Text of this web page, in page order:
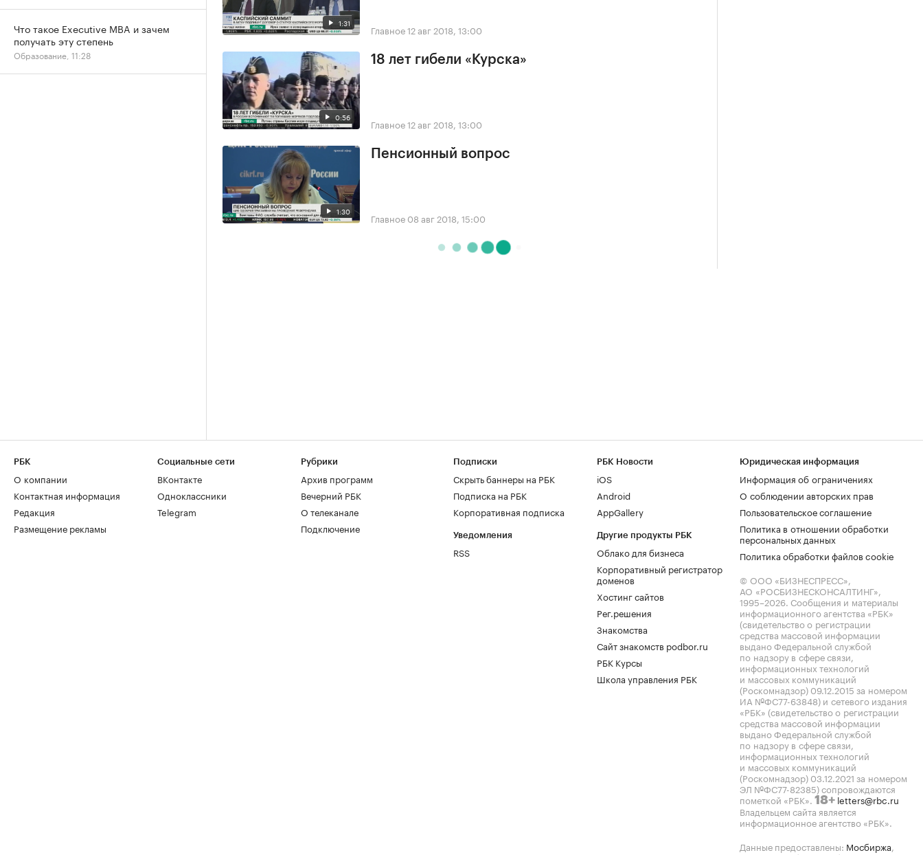
1:31 Главное12 авг 2018, 13:00
0:56
18 лет гибели «Курска»
Главное12 авг 2018, 13:00
1:30
Пенсионный вопрос
Главное 08 авг 2018, 15:00
Что такое Executive MBA и зачем
получать эту степень
Образование, 11:28
РБК
О компании
Контактная информация
Редакция
Размещение рекламы
Социальные сети
ВКонтакте
Одноклассники
Telegram
Рубрики
Архив программ
Вечерний РБК
О телеканале
Подключение
Подписки
Скрыть баннеры на РБК
Подписка на РБК
Корпоративная подписка
Уведомления
RSS
РБК Новости
iOS
Android
AppGallery
Другие продукты РБК
Облако для бизнеса
Корпоративный регистратор
доменов
Хостинг сайтов
Рег.решения
Знакомства
Сайт знакомств podbor.ru
РБК Курсы
Школа управления РБК
Юридическая информация
Информация об ограничениях
О соблюдении авторских прав
Пользовательское соглашение
Политика в отношении обработки
персональных данных
Политика обработки файлов cookie
© ООО «БИЗНЕСПРЕСС»,
АО «РОСБИЗНЕСКОНСАЛТИНГ»,
1995–2026. Сообщения и материалы
информационного агентства «РБК»
(свидетельство о регистрации
средства массовой информации
выдано Федеральной службой
по надзору в сфере связи,
информационных технологий
и массовых коммуникаций
(Роскомнадзор) 09.12.2015 за номером
ИА №ФС77-63848) и сетевого издания
«РБК» (свидетельство о регистрации
средства массовой информации
выдано Федеральной службой
по надзору в сфере связи,
информационных технологий
и массовых коммуникаций
(Роскомнадзор) 03.12.2021 за номером
ЭЛ №ФС77-82385) сопровождаются
пометкой «РБК». 18+ letters@rbc.ru
Владельцем сайта является
информационное агентство «РБК».
Данные предоставлены: Мосбиржа,